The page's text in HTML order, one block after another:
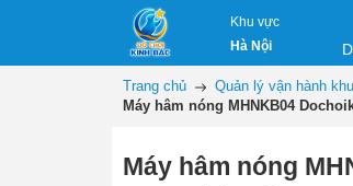
Khu vực
Hà Nội
Trang chủ
Quản lý vận hành
Máy hâm nóng MHNKB04
Máy hâm nóng